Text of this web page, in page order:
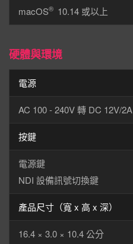
macOS® 10.14 或以上
硬體與環境
電源
AC 100 - 240V 轉 DC 12V/2A
按鍵
電源鍵
NDI 設備訊號切換鍵
產品尺寸（寬 x 高 x 深）
16.4 × 3.0 × 10.4 公分